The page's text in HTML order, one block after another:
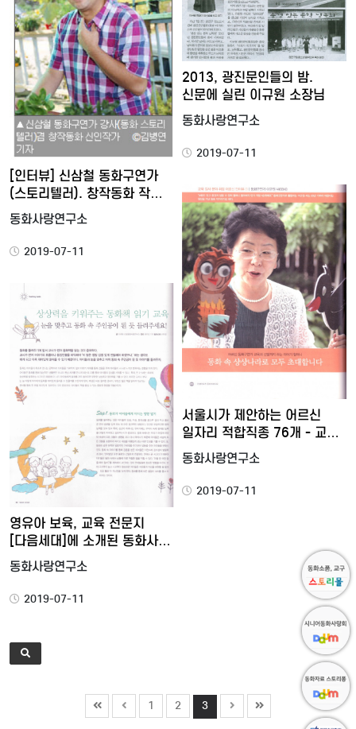
[인터뷰] 신삼철 동화구연가
(스토리텔러). 창작동화 작…
동화사랑연구소
2019-07-11
2013, 광진문인들의 밤.
신문에 실린 이규원 소장님
동화사랑연구소
2019-07-11
서울시가 제안하는 어르신
일자리 적합직종 76개 - 교…
동화사랑연구소
2019-07-11
영유아 보육, 교육 전문지
[다음세대]에 소개된 동화사…
동화사랑연구소
2019-07-11
1 2 3